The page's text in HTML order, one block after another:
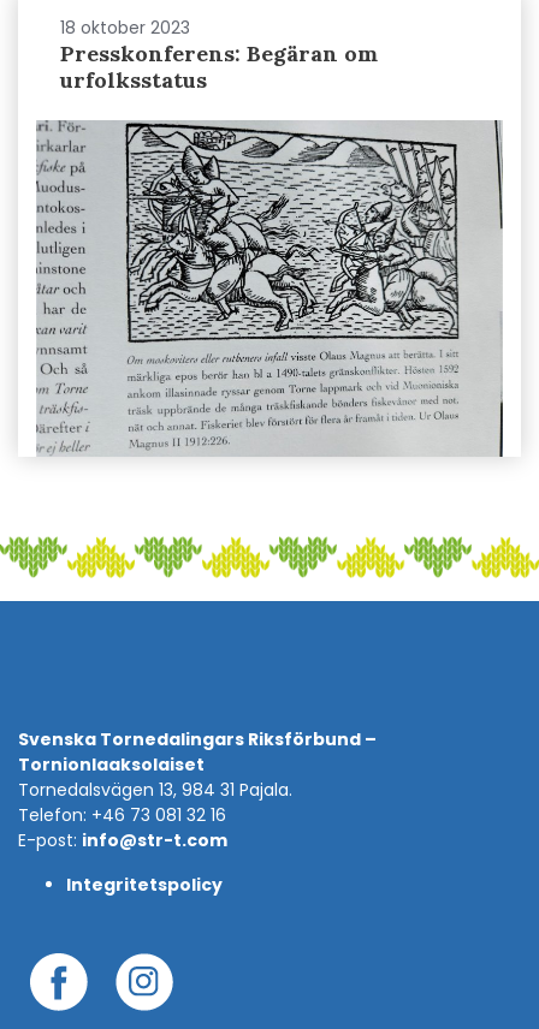
18 oktober 2023
Presskonferens: Begäran om
urfolksstatus
Svenska Tornedalingars Riksförbund –
Tornionlaaksolaiset
Tornedalsvägen 13, 984 31 Pajala.
Telefon: +46 73 081 32 16
E-post: info@str-t.com
Integritetspolicy